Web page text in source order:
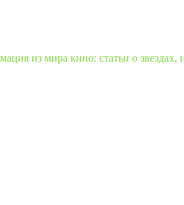
из мира кино: статьи о звездах,